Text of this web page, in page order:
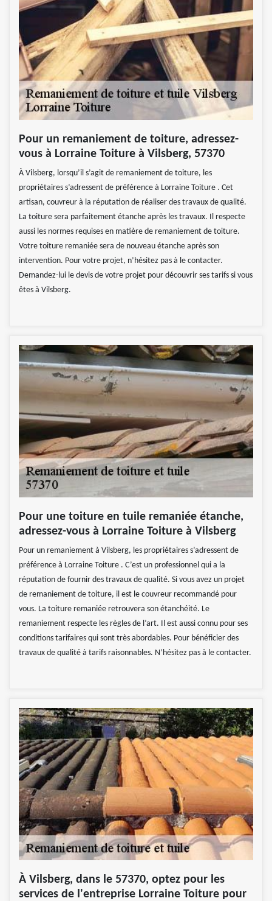
Pour un remaniement de toiture, adressez-
vous à Lorraine Toiture à Vilsberg, 57370
À Vilsberg, lorsqu’il s’agit de remaniement de toiture, les
propriétaires s’adressent de préférence à Lorraine Toiture . Cet
artisan, couvreur à la réputation de réaliser des travaux de qualité.
La toiture sera parfaitement étanche après les travaux. Il respecte
aussi les normes requises en matière de remaniement de toiture.
Votre toiture remaniée sera de nouveau étanche après son
intervention. Pour votre projet, n’hésitez pas à le contacter.
Demandez-lui le devis de votre projet pour découvrir ses tarifs si vous
êtes à Vilsberg.
Pour une toiture en tuile remaniée étanche,
adressez-vous à Lorraine Toiture à Vilsberg
Pour un remaniement à Vilsberg, les propriétaires s’adressent de
préférence à Lorraine Toiture . C’est un professionnel qui a la
réputation de fournir des travaux de qualité. Si vous avez un projet
de remaniement de toiture, il est le couvreur recommandé pour
vous. La toiture remaniée retrouvera son étanchéité. Le
remaniement respecte les règles de l’art. Il est aussi connu pour ses
conditions tarifaires qui sont très abordables. Pour bénéficier des
travaux de qualité à tarifs raisonnables. N’hésitez pas à le contacter.
À Vilsberg, dans le 57370, optez pour les
services de l'entreprise Lorraine Toiture pour